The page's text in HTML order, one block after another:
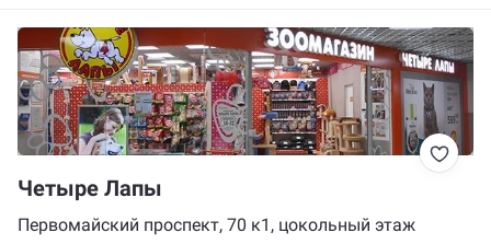
Четыре Лапы
Первомайский проспект, 70 к1, цокольный этаж